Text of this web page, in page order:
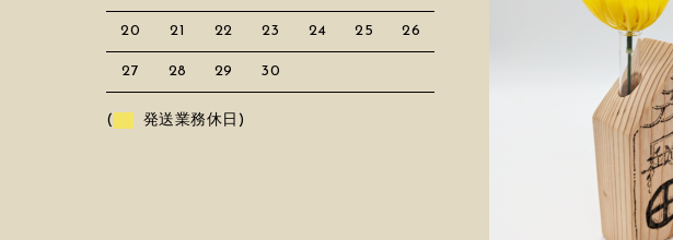
20 21 22 23 24 25 26
27 28 29 30
( 発送業務休日)